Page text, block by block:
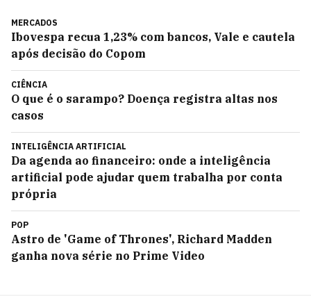
MERCADOS
Ibovespa recua 1,23% com bancos, Vale e cautela
após decisão do Copom
CIÊNCIA
O que é o sarampo? Doença registra altas nos
casos
INTELIGÊNCIA ARTIFICIAL
Da agenda ao financeiro: onde a inteligência
artificial pode ajudar quem trabalha por conta
própria
POP
Astro de 'Game of Thrones', Richard Madden
ganha nova série no Prime Video